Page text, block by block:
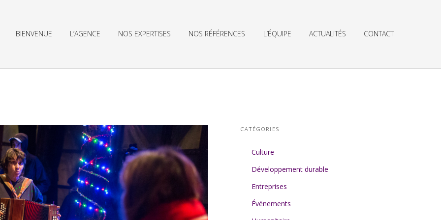
BIENVENUE L’AGENCE NOS EXPERTISES NOS RÉFÉRENCES L’ÉQUIPE ACTUALITÉS CONTACT
CATÉGORIES
Culture
Développement durable
Entreprises
Événements